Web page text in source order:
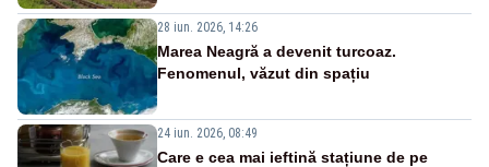
28 iun. 2026, 14:26
Marea Neagră a devenit turcoaz.
Fenomenul, văzut din spațiu
24 iun. 2026, 08:49
Care e cea mai ieftină stațiune de pe